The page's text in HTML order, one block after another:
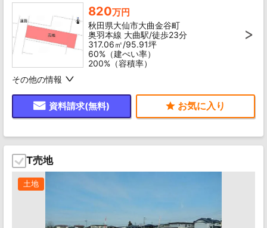
820万円
秋田県大仙市大曲金谷町
奥羽本線 大曲駅/徒歩23分
317.06㎡/95.91坪
60%（建ぺい率）
200%（容積率）
その他の情報
資料請求(無料)
T売地
土地